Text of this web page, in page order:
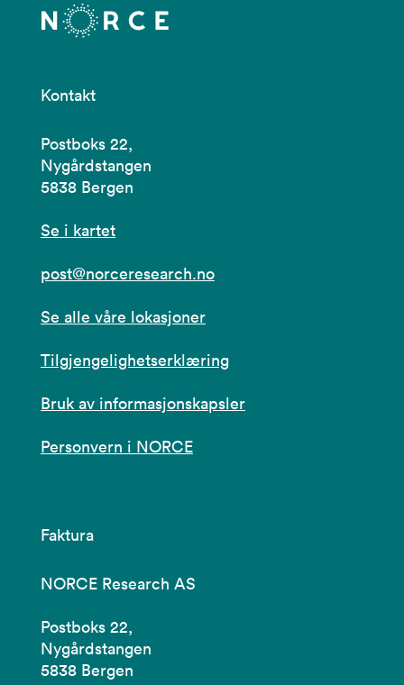
Kontakt
Postboks 22,
Nygårdstangen
5838 Bergen
Se i kartet
post@norceresearch.no
Se alle våre lokasjoner
Tilgjengelighetserklæring
Bruk av informasjonskapsler
Personvern i NORCE
Faktura
NORCE Research AS
Postboks 22,
Nygårdstangen
5838 Bergen